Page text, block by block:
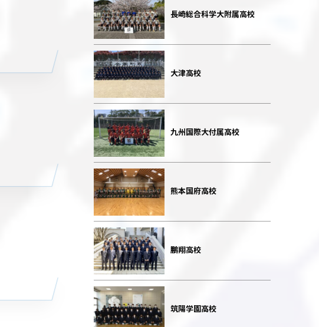
長崎総合科学大附属高校
大津高校
九州国際大付属高校
熊本国府高校
鵬翔高校
筑陽学園高校